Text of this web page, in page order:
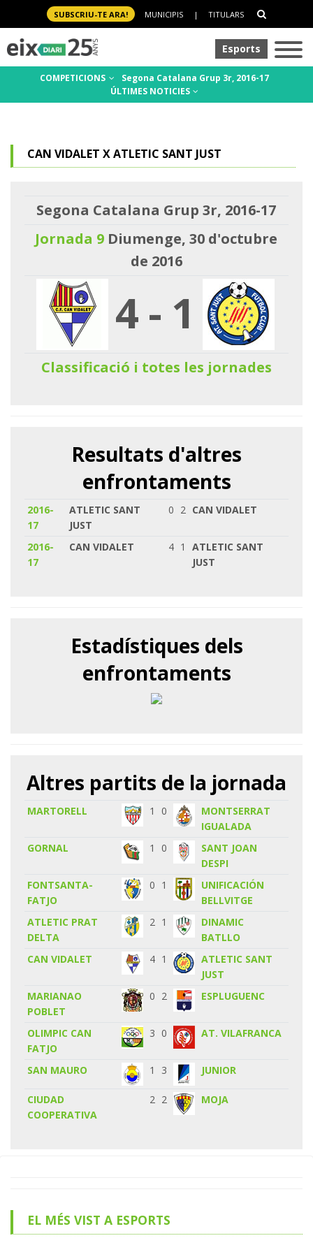
SUBSCRIU-TE ARA! MUNICIPIS | TITULARS
Esports
COMPETICIONS
Segona Catalana Grup 3r, 2016-17
ÚLTIMES NOTICIES
CAN VIDALET X ATLETIC SANT JUST
Segona Catalana Grup 3r, 2016-17
Jornada 9 Diumenge, 30 d'octubre
de 2016
4- 1
Classificació i totes les jornades
Resultats d'altres
enfrontaments
2016-
17
ATLETIC SANT
JUST
0 2 CAN VIDALET
2016-
17
CAN VIDALET 4 1
ATLETIC SANT
JUST
Estadístiques dels
enfrontaments
Altres partits de la jornada
MARTORELL 1 0
MONTSERRAT
IGUALADA
GORNAL
1 0
SANT JOAN
DESPI
FONTSANTA-
FATJO
0 1
UNIFICACIÓN
BELLVITGE
ATLETIC PRAT
DELTA
2 1
DINAMIC
BATLLO
CAN VIDALET
4 1
ATLETIC SANT
JUST
MARIANAO
POBLET
0 2 ESPLUGUENC
OLIMPIC CAN
FATJO
3 0 AT. VILAFRANCA
SAN MAURO 1 3 JUNIOR
CIUDAD
COOPERATIVA
2 2 MOJA
EL MÉS VIST A ESPORTS